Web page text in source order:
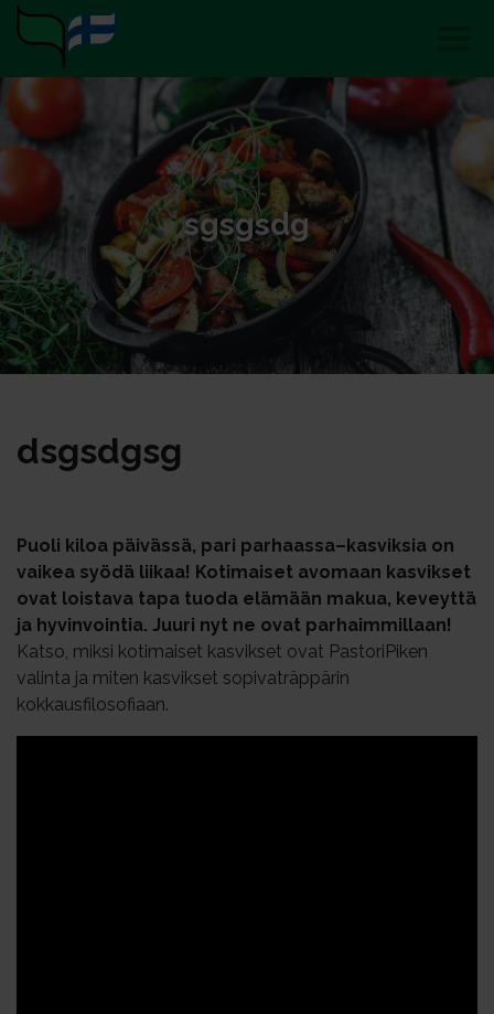
sgsgsdg
dsgsdgsg
Puoli kiloa päivässä, pari parhaassa–kasviksia on
vaikea syödä liikaa! Kotimaiset avomaan kasvikset
ovat loistava tapa tuoda elämään makua, keveyttä
ja hyvinvointia. Juuri nyt ne ovat parhaimmillaan!
Katso, miksi kotimaiset kasvikset ovat PastoriPiken
valinta ja miten kasvikset sopivaträppärin
kokkausfilosofiaan.